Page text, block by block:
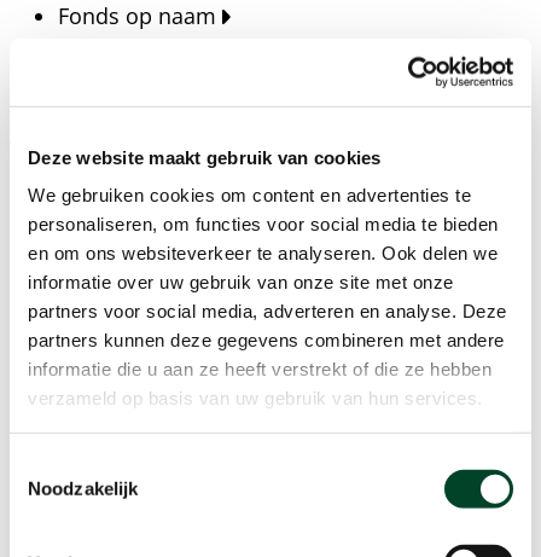
Deze website maakt gebruik van cookies
We gebruiken cookies om content en advertenties te
personaliseren, om functies voor social media te bieden
en om ons websiteverkeer te analyseren. Ook delen we
informatie over uw gebruik van onze site met onze
partners voor social media, adverteren en analyse. Deze
partners kunnen deze gegevens combineren met andere
informatie die u aan ze heeft verstrekt of die ze hebben
verzameld op basis van uw gebruik van hun services.
Noodzakelijk
Fonds op naam
Blijf op de hoogte van het laatste nieuws, verhalen,
publicaties en ontwikkelingen rondom Kansfonds
en onze missie.
Nieuwsberichten
Nieuws
Verhalen
Beeldbanken
Foto's bestaanszekerheid
Agenda